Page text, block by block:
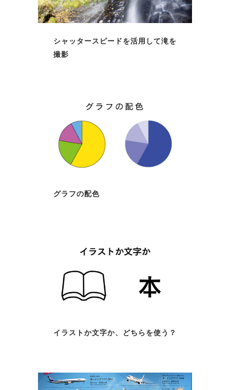
シャッタースピードを活用して滝を
撮影
グラフの配色
イラストか文字か、どちらを使う？